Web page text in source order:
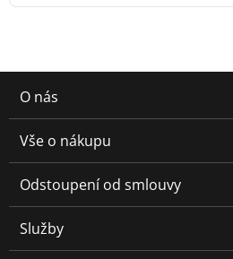
O nás
Vše o nákupu
Odstoupení od smlouvy
Služby